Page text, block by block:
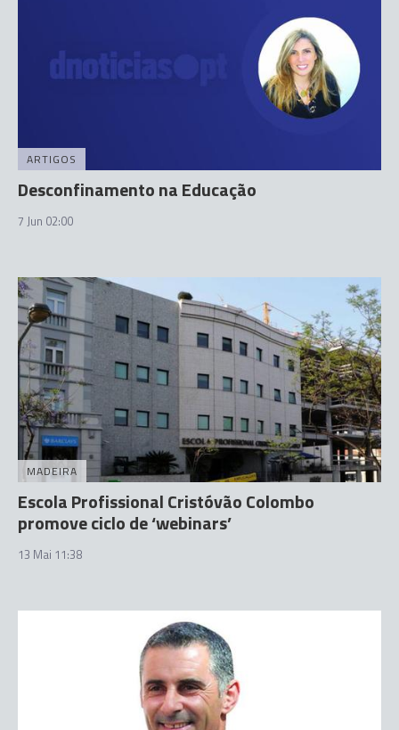
ARTIGOS
Desconfinamento na Educação
7 Jun 02:00
MADEIRA
Escola Profissional Cristóvão Colombo
promove ciclo de ‘webinars’
13 Mai 11:38